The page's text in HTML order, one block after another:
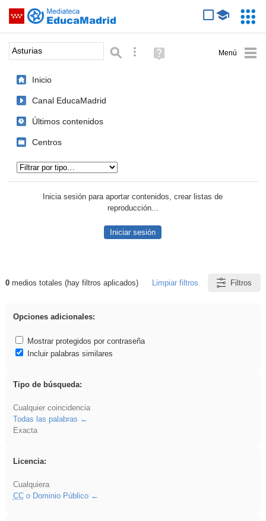
Saltar navegación
Palabra o frase: Búsqueda avanzada
Ayuda
(en
Inicio
Canal EducaMadrid
Últimos contenidos
Centros
Inicia sesión para aportar contenidos, crear listas de
reproducción...
Iniciar sesión
Resultados de: Asturias
0medios totales (hay filtros aplicados) Limpiar filtros Filtros
Opciones adicionales:
Mostrar protegidos por contraseña
Incluir palabras similares
Tipo de búsqueda:
Cualquier coincidencia
Todas las palabras
Exacta
Licencia:
Cualquiera
CCo Dominio Público